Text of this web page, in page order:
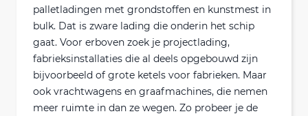
palletladingen met grondstoffen en kunstmest in
bulk. Dat is zware lading die onderin het schip
gaat. Voor erboven zoek je projectlading,
fabrieksinstallaties die al deels opgebouwd zijn
bijvoorbeeld of grote ketels voor fabrieken. Maar
ook vrachtwagens en graafmachines, die nemen
meer ruimte in dan ze wegen. Zo probeer je de